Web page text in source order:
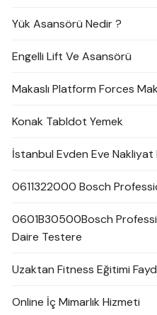
Yük Asansörü Nedir ?
Engelli Lift Ve Asansörü
Makaslı Platform Forces
Konak Tabldot Yemek
İstanbul Evden Eve Nakliyat
0611322000 Bosch
0601B30500Bosch
Daire Testere
Uzaktan Fitness Eğitimi
Online İç Mimarlık Hizmeti